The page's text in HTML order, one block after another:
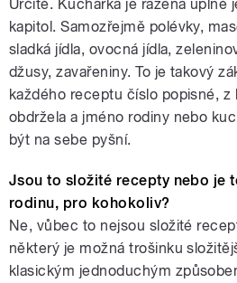
Určitě. Kuchařka je řazena úplně
kapitol. Samozřejmě polévky,
sladká jídla, ovocná jídla,
džusy, zavařeniny. To je takový
každého receptu číslo popisné,
obdržela a jméno rodiny nebo
být na sebe pyšní.
Jsou to složité recepty nebo je
rodinu, pro kohokoliv?
Ne, vůbec to nejsou složité
některý je možná trošinku
klasickým jednoduchým